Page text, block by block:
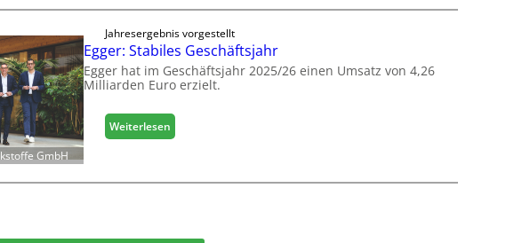
n
t
g
i
t
a
l
s
i
t
e
e
r
ö
n
i
GmbH
Jahresergebnis vorgestellt
Egger: Stabiles Geschäftsjahr
Egger hat im Geschäftsjahr 2025/26 einen Umsatz von 4,26
Milliarden Euro erzielt.
Weiterlesen:
E